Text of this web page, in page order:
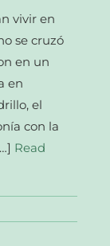
vivir en
se cruzó
en un
en
el
con la
Read